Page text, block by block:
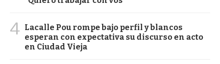
4 Lacalle Pou rompe bajo perfil y blancos
esperan con expectativa su discurso en acto
en Ciudad Vieja